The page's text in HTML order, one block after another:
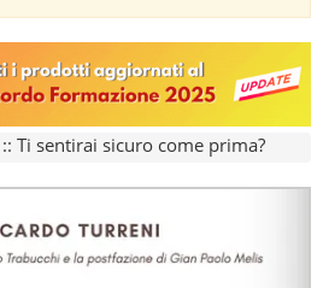
:: Ti sentirai sicuro come prima?